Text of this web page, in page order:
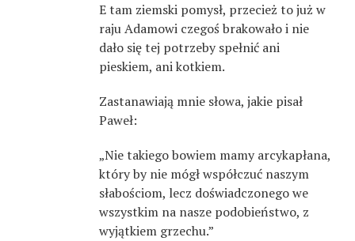
E tam ziemski pomysł, przecież to już w
raju Adamowi czegoś brakowało i nie
dało się tej potrzeby spełnić ani
pieskiem, ani kotkiem.
Zastanawiają mnie słowa, jakie pisał
Paweł:
„Nie takiego bowiem mamy arcykapłana,
który by nie mógł współczuć naszym
słabościom, lecz doświadczonego we
wszystkim na nasze podobieństwo, z
wyjątkiem grzechu.”